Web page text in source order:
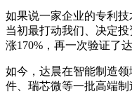
如果说一家企业的专利
当初最打动我们、决定
涨170%，再一次验证了
如今，达晨在智能制造
件、瑞芯微等一批高端